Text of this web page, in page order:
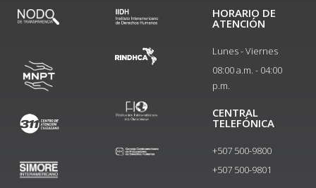
HORARIO DE
ATENCIÓN
Lunes - Viernes
08:00 a.m. - 04:00
p.m.
CENTRAL
TELEFÓNICA
+507 500-9800
+507 500-9801​